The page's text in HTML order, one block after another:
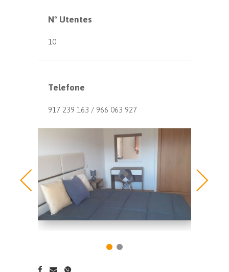
Nº Utentes
10
Telefone
917 239 163 / 966 063 927